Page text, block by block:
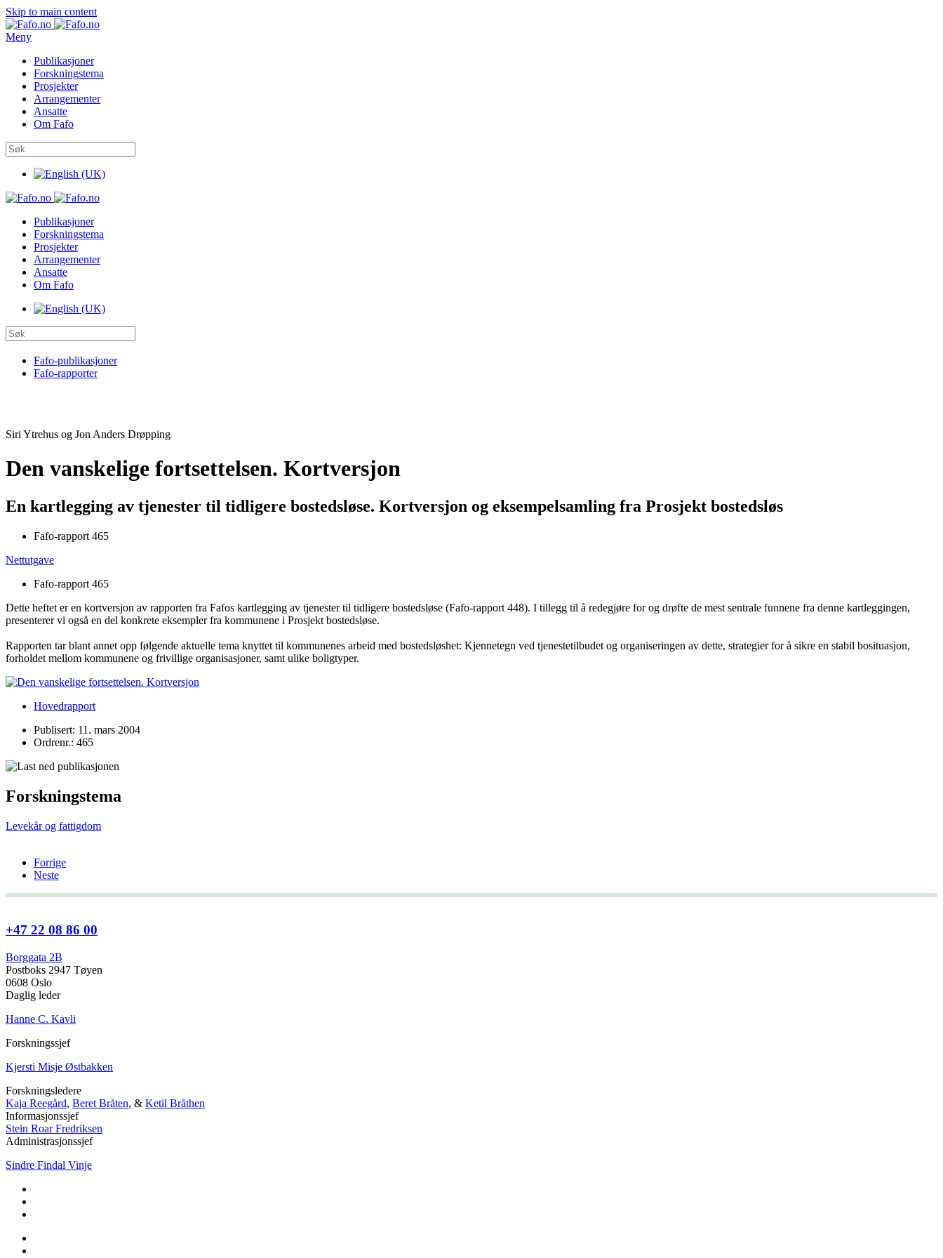
Skip to main content
Meny
Publikasjoner
Forskningstema
Prosjekter
Arrangementer
Ansatte
Om Fafo
Publikasjoner
Forskningstema
Prosjekter
Arrangementer
Ansatte
Om Fafo
Fafo-publikasjoner
Fafo-rapporter
Siri Ytrehus og Jon Anders Drøpping
Den vanskelige fortsettelsen. Kortversjon
En kartlegging av tjenester til tidligere bostedsløse. Kortversjon og eksempelsamling fra Prosjekt bostedsløs
Fafo-rapport 465
Nettutgave
Fafo-rapport 465
Dette heftet er en kortversjon av rapporten fra Fafos kartlegging av tjenester til tidligere bostedsløse (Fafo-rapport 448). I tillegg til å redegjøre for og drøfte de mest sentrale funnene fra denne kartleggingen,
presenterer vi også en del konkrete eksempler fra kommunene i Prosjekt bostedsløse.
Rapporten tar blant annet opp følgende aktuelle tema knyttet til kommunenes arbeid med bostedsløshet: Kjennetegn ved tjenestetilbudet og organiseringen av dette, strategier for å sikre en stabil bosituasjon,
forholdet mellom kommunene og frivillige organisasjoner, samt ulike boligtyper.
Hovedrapport
Publisert: 11. mars 2004
Ordrenr.: 465
Forskningstema
Levekår og fattigdom
Forrige
Neste
+47 22 08 86 00
Borggata 2B
Postboks 2947 Tøyen
0608 Oslo
Daglig leder
Hanne C. Kavli
Forskningssjef
Kjersti Misje Østbakken
Forskningsledere
Kaja Reegård, Beret Bråten, & Ketil Bråthen
Informasjonssjef
Stein Roar Fredriksen
Administrasjonssjef
Sindre Findal Vinje